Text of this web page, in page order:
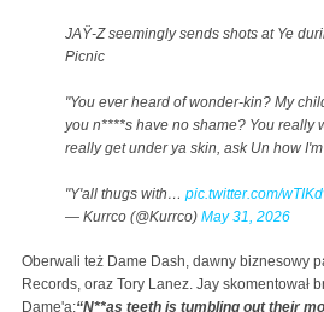
JAŸ-Z seemingly sends shots at Ye
Picnic
"You ever heard of wonder-kin? My
you n****s have no shame? You really
really get under ya skin, ask Un how
"Y'all thugs with… pic.twitter.com/
— Kurrco (@Kurrco) May 31, 2026
Oberwali też Dame Dash, dawny biznesowy
Records, oraz Tory Lanez. Jay skomentował
Dame'a:“N**as teeth is tumbling out their